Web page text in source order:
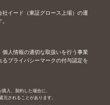
社イード（東証グロース上場）の運
個人情報の適切な取扱いを行う事業
るプライバシーマークの付与認定を
入、契約した場合に、
元されることがあります。